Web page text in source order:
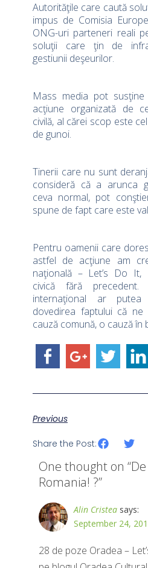
Autorităţile care caută
impus de Comisia
ONG-uri parteneri reali
soluţii care ţin de
gestiunii deşeurilor.
Mass media pot
acţiune organizată de
civilă, al cărei scop este
de gunoi.
Tinerii care nu sunt
consideră că a arunca
ceva normal, pot
spune de fapt care este
Pentru oamenii care
astfel de acţiune am
naţională – Let’s Do It,
civică fără
internaţional ar
dovedirea faptului că
cauză comună, o cauză în
Previous
Share the Post:
One thought on “
Romania! ?”
Alin Cristea says:
September 24,
28 de poze Oradea –